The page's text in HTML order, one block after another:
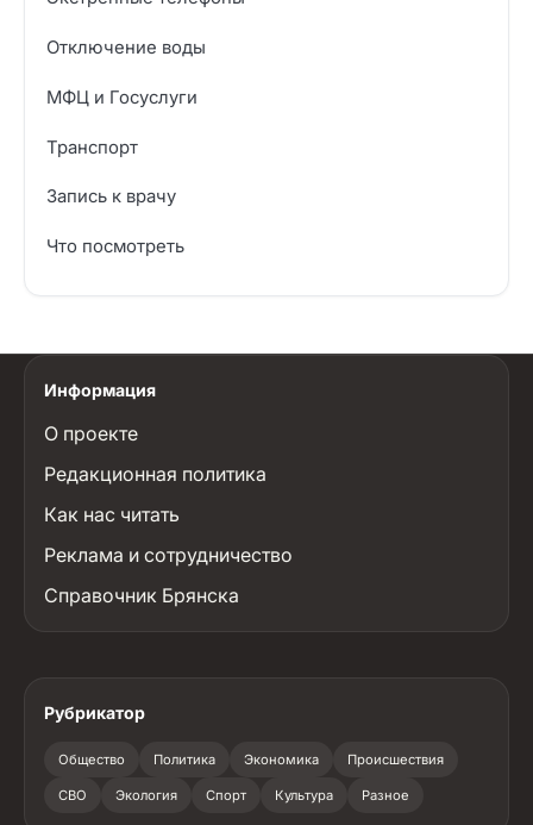
Отключение воды
МФЦ и Госуслуги
Транспорт
Запись к врачу
Что посмотреть
Информация
О проекте
Редакционная политика
Как нас читать
Реклама и сотрудничество
Справочник Брянска
Рубрикатор
Общество Политика Экономика Происшествия
СВО Экология Спорт Культура Разное